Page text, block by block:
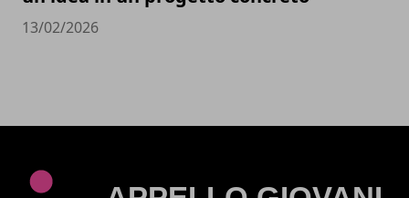
13/02/2026